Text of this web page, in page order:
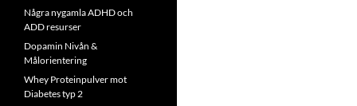
Några nygamla ADHD och
ADD resurser
Dopamin Nivån &
Målorientering
Whey Proteinpulver mot
Diabetes typ 2